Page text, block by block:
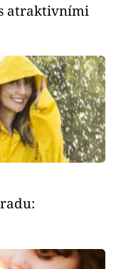
atraktivními